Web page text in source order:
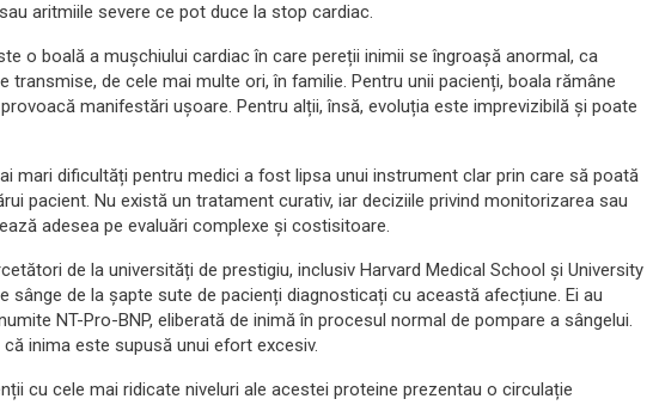
aritmiile severe ce pot duce la stop cardiac.
o boală a mușchiului cardiac în care pereții inimii se îngroașă anormal, ca
transmise, de cele mai multe ori, în familie. Pentru unii pacienți, boala rămâne
manifestări ușoare. Pentru alții, însă, evoluția este imprevizibilă și poate
mari dificultăți pentru medici a fost lipsa unui instrument clar prin care să poată
pacient. Nu există un tratament curativ, iar deciziile privind monitorizarea sau
adesea pe evaluări complexe și costisitoare.
de la universități de prestigiu, inclusiv Harvard Medical School și University
sânge de la șapte sute de pacienți diagnosticați cu această afecțiune. Ei au
NT-Pro-BNP, eliberată de inimă în procesul normal de pompare a sângelui.
inima este supusă unui efort excesiv.
cu cele mai ridicate niveluri ale acestei proteine prezentau o circulație